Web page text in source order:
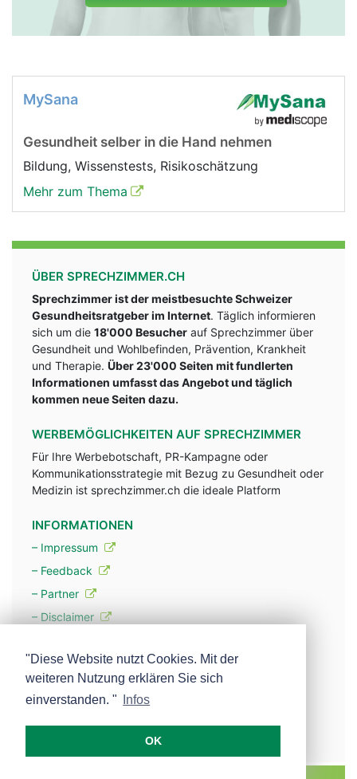
MySana
Gesundheit selber in die Hand nehmen
Bildung, Wissenstests, Risikoschätzung
Mehr zum Thema
ÜBER SPRECHZIMMER.CH
Sprechzimmer ist der meistbesuchte Schweizer
Gesundheitsratgeber im Internet. Täglich informieren
sich um die 18'000 Besucher auf Sprechzimmer über
Gesundheit und Wohlbefinden, Prävention, Krankheit
und Therapie. Über 23'000 Seiten mit fundlerten
Informationen umfasst das Angebot und täglich
kommen neue Seiten dazu.
WERBEMÖGLICHKEITEN AUF SPRECHZIMMER
Für Ihre Werbebotschaft, PR-Kampagne oder
Kommunikationsstrategie mit Bezug zu Gesundheit oder
Medizin ist sprechzimmer.ch die ideale Platform
INFORMATIONEN
– Impressum
– Feedback
– Partner
– Disclaimer
– Werbung
– Mehr über unsere Experten
"Diese Website nutzt Cookies. Mit der
weiteren Nutzung erklären Sie sich
einverstanden. "
Infos
OK